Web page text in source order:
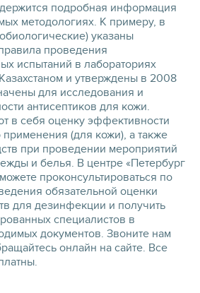
подробная информация
методологиях. К примеру, в
указаны
проведения
испытаний в лабораториях
и утверждены в 2008
для исследования и
антисептиков для кожи.
в себя оценку эффективности
применения (для кожи), а также
при проведении мероприятий
и белья. В центре «Петербург
проконсультироваться по
обязательной оценки
для дезинфекции и получить
специалистов в
документов. Звоните нам
онлайн на сайте. Все